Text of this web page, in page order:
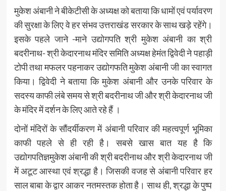
मुकेश अंबानी ने बीकेटीसी के अध्यक्ष को बताया कि धामों एवं पर्यावरण
की सुरक्षा के लिए वे हर संभव उत्तराखंड सरकार के साथ खड़े रहेंगे।
इसके पहले जाने -माने उद्योगपति श्री मुकेश अंबानी का श्री
बदरीनाथ- श्री केदारनाथ मंदिर समिति अध्यक्ष हेमंत द्विवेदी ने पहाड़ी
टोपी तथा मफलर पहनाकर उद्योगफति मुकेश अंबानी जी का स्वागत
किया। द्विवेदी ने बताया कि मुकेश अंबानी और उनके परिवार के
सदस्य काफी लंबे समय से श्री बदरीनाथ जी और श्री केदारनाथ जी
के मंदिर में दर्शन के लिए आते रहे हैं ।
दोनों मंदिरों के सौंदर्यीकरण में अंबानी परिवार की महत्वपूर्ण भूमिका
काफी पहले से ही रही है। सबसे खास बात यह है कि
उद्योगपतिज्ञमुकेश अंबानी की श्री बदरीनाथ और श्री केदारनाथ जी
में अटूट आस्था एवं श्रद्धा है। जिसकी वजह से अंबानी परिवार हर
साल बाबा के द्वार आकर नतमस्तक होता है। साथ ही, श्रद्धा के पुष्प